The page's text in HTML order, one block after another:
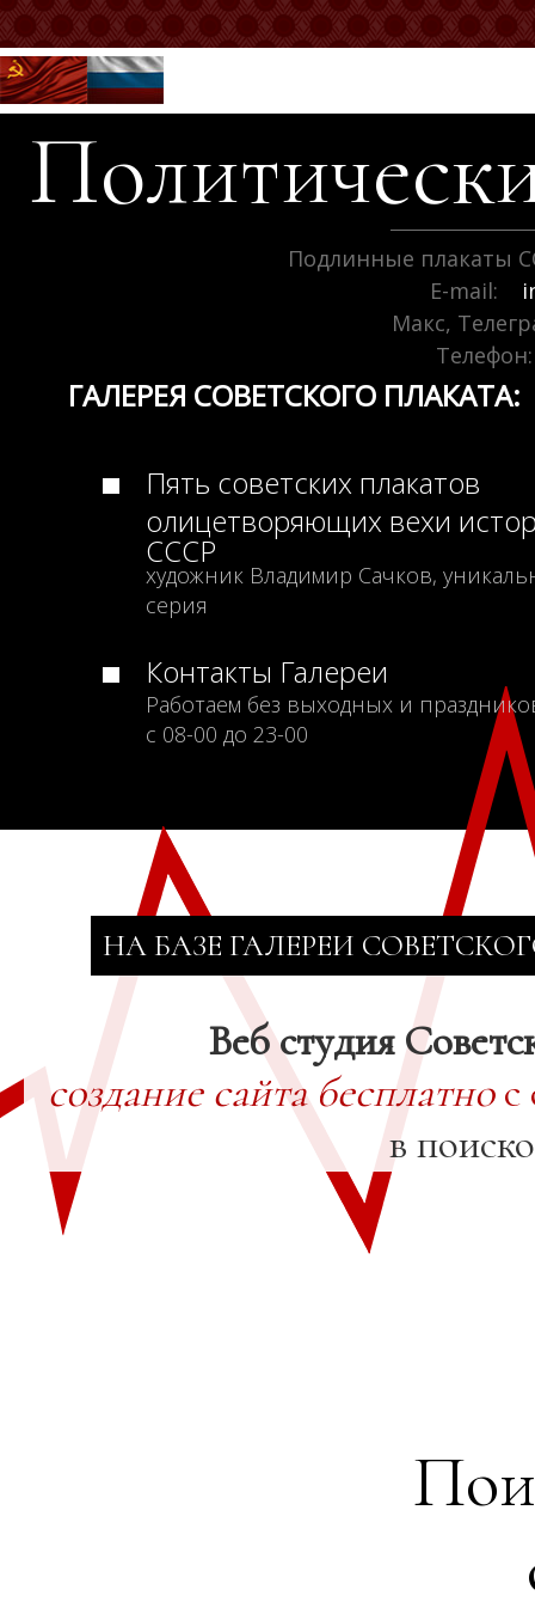
Подлинные плакаты
E-mail:
Макс,
Телефон:
ГАЛЕРЕЯ СОВЕТСКОГО ПЛАКАТА:
Пять советских плакатов
олицетворяющих вехи
СССР
художник Владимир Сачков,
серия
Контакты Галереи
Работаем без выходных и
с 08-00 до 23-00
НА БАЗЕ ГАЛЕРЕИ
Веб студия
создание сайта бесплатнос
в